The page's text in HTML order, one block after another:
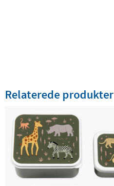
Relaterede produkter